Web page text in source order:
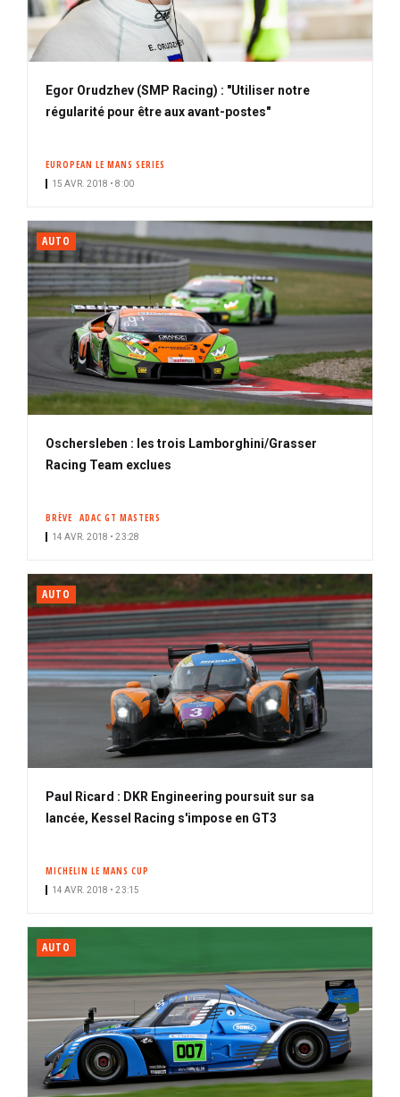
Egor Orudzhev (SMP Racing) : "Utiliser notre
régularité pour être aux avant-postes"
EUROPEAN LE MANS SERIES
15 AVR. 2018 • 8:00
AUTO
Oschersleben : les trois Lamborghini/Grasser
Racing Team exclues
BRÈVE ADAC GT MASTERS
14 AVR. 2018 • 23:28
AUTO
Paul Ricard : DKR Engineering poursuit sur sa
lancée, Kessel Racing s'impose en GT3
MICHELIN LE MANS CUP
14 AVR. 2018 • 23:15
AUTO